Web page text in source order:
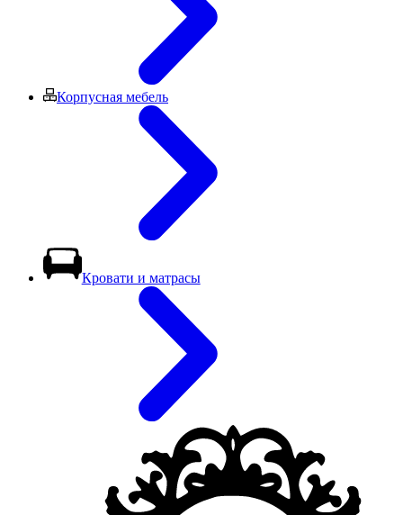
Корпусная мебель
Кровати и матрасы